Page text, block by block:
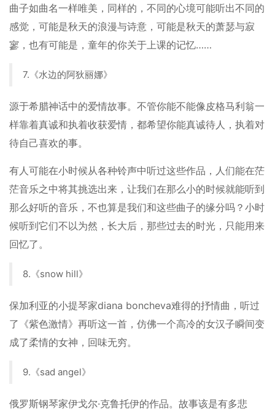
曲子如曲名一样唯美，同样的，不同的心境可能听出不同的
感觉，可能是秋天的浪漫与诗意，可能是秋天的萧瑟与寂
寥，也有可能是，童年的你关于上课的记忆……
7.《水边的阿狄丽娜》
源于希腊神话中的爱情故事。不管你能不能像皮格马利翁一
样靠着真诚和执着收获爱情，都希望你能真诚待人，执着对
待自己喜欢的事。
有人可能在小时候从各种铃声中听过这些作品，人们能在茫
茫音乐之中将其挑选出来，让我们在那么小的时候就能听到
那么好听的音乐，不也算是我们和这些曲子的缘分吗？小时
候听到它们不以为然，长大后，那些过去的时光，只能用来
回忆了。
8.《snow hill》
保加利亚的小提琴家diana boncheva难得的抒情曲，听过
了《紫色激情》再听这一首，仿佛一个高冷的女汉子瞬间变
成了柔情的女神，回味无穷。
9.《sad angel》
俄罗斯钢琴家伊戈尔·克鲁托伊的作品。故事该是有多悲